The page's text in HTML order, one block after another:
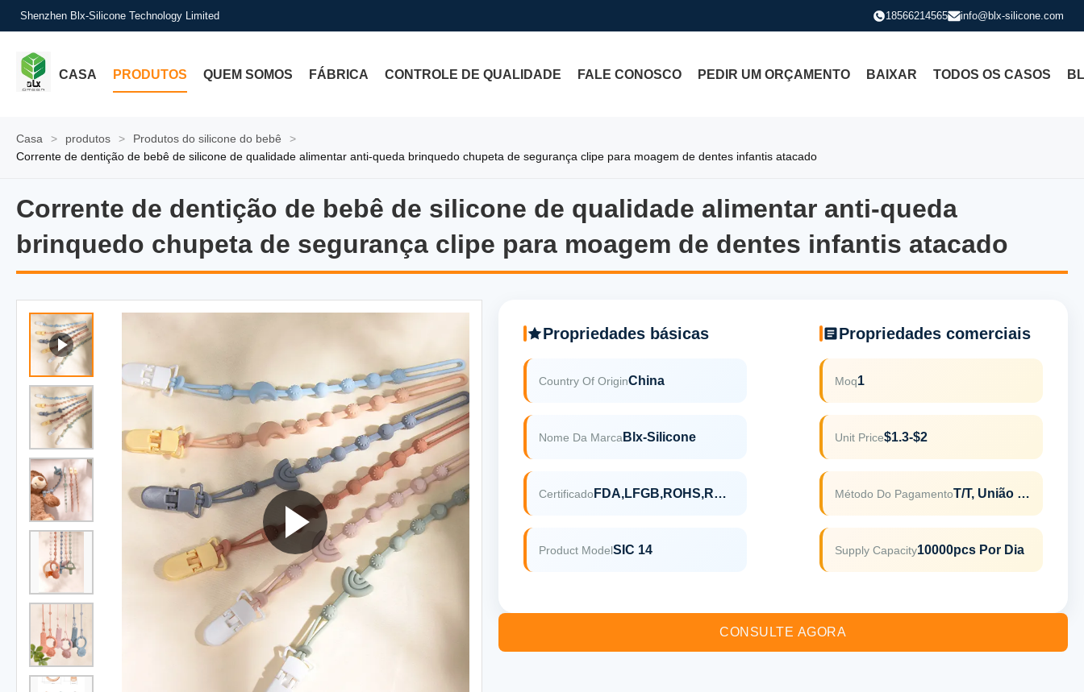
Shenzhen Blx-Silicone Technology Limited 18566214565 info@blx-silicone.com
CASA PRODUTOS QUEM SOMOS FÁBRICA CONTROLE DE QUALIDADE FALE CONOSCO PEDIR UM ORÇAMENTO BAIXAR TODOS OS CASOS
Casa > produtos > Produtos do silicone do bebê
>
Corrente de dentição de bebê de silicone de qualidade alimentar anti-queda brinquedo chupeta de segurança clipe para moagem de dentes infantis atacado
Corrente de dentição de bebê de silicone de qualidade alimentar anti-queda
brinquedo chupeta de segurança clipe para moagem de dentes infantis atacado
Corrente de dentição de bebê de silicone de qualidade alimentar anti-queda
Propriedades básicas
Country Of OriginChina
Nome Da Marca Blx-Silicone
Certificado FDA,LFGB,ROHS,REACH
Product ModelSIC 14
Propriedades comerciais
Moq1
Unit Price$1.3-$2
Método Do Pagamento T/T, União Ocidental
Supply Capacity10000pcs Por Dia
CONSULTE AGORA